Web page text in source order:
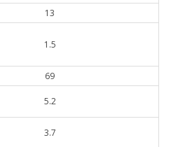
13
1.5
69
5.2
3.7